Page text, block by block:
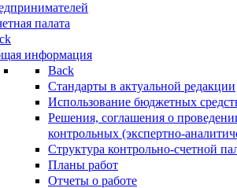
палата
информация
Back
Стандарты в актуальной редакции
Использование бюджетных
Решения, соглашения о
контрольных (экспертно-
Структура контрольно-счетной
Планы работ
Отчеты о работе